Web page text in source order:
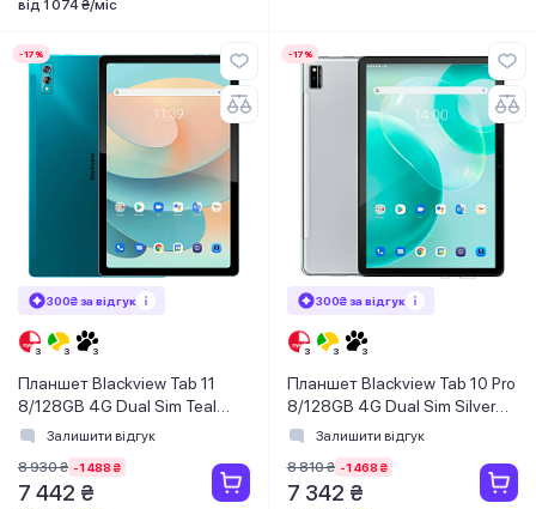
від 1 074 ₴/міс
-17%
300₴ за відгук
Планшет Blackview Tab 11
8/128GB 4G Dual Sim Teal
Green (6931548308096)
Залишити відгук
8 930 ₴ -1 488 ₴
7 442 ₴
-17%
300₴ за відгук
Планшет Blackview Tab 10 Pro
8/128GB 4G Dual Sim Silver
(6931548307914)
Залишити відгук
8 810 ₴ -1 468 ₴
7 342 ₴